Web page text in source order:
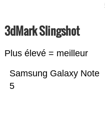
3dMark Slingshot
Plus élevé = meilleur
Samsung Galaxy Note
5